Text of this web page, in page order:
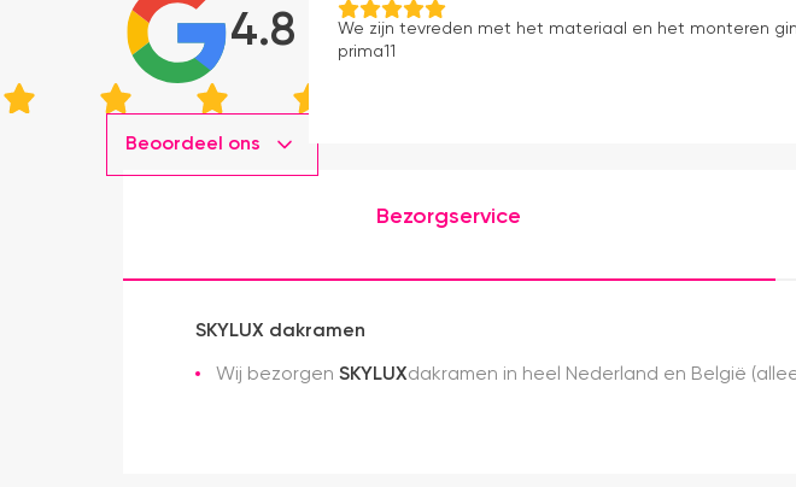
4.8
Beoordeel ons
We zijn tevreden met het materiaal en het monteren
prima11
Bezorgservice
SKYLUX dakramen
Wij bezorgen SKYLUXdakramen in heel Nederland en België